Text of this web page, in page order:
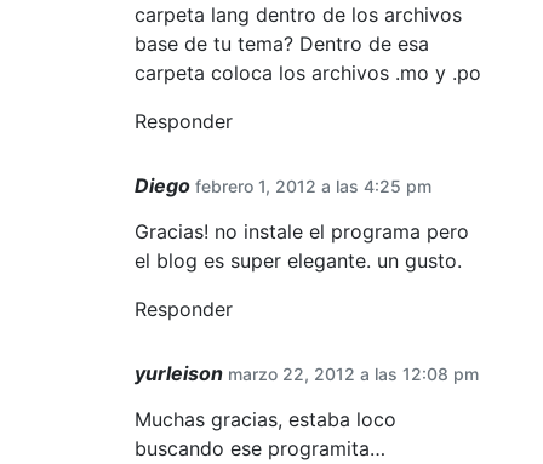
carpeta lang dentro de los archivos
base de tu tema? Dentro de esa
carpeta coloca los archivos .mo y .po
Responder
Diego febrero 1, 2012 a las 4:25 pm
Gracias! no instale el programa pero
el blog es super elegante. un gusto.
Responder
yurleison marzo 22, 2012 a las 12:08 pm
Muchas gracias, estaba loco
buscando ese programita…